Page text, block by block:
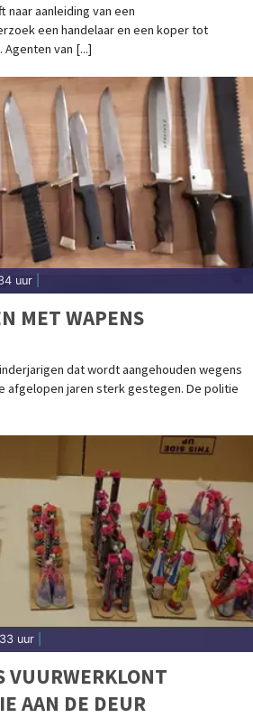
naar aanleiding van een
een handelaar en een koper tot
van [...]
uur
MET WAPENS
dat wordt aangehouden wegens
afgelopen jaren sterk gestegen. De politie
uur
VUURWERKLONT
AAN DE DEUR